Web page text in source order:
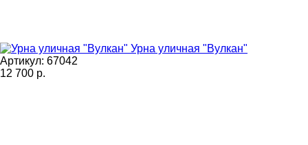
Урна уличная "Вулкан"
Артикул: 67042
12 700 р.